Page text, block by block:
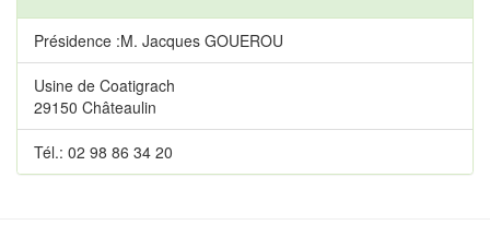
Présidence :M. Jacques GOUEROU
Usine de Coatigrach
29150 Châteaulin
Tél.: 02 98 86 34 20